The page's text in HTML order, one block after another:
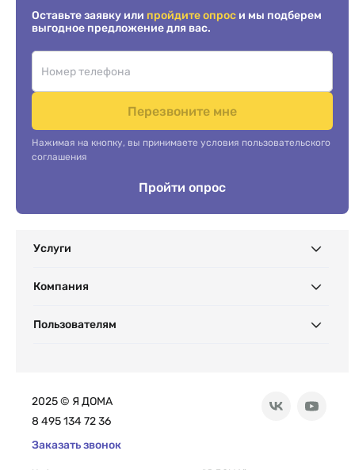
Оставьте заявку или пройдите опрос и мы подберем
выгодное предложение для вас.
Перезвоните мне
Нажимая на кнопку, вы принимаете условия пользовательского
соглашения
Пройти опрос
Услуги
Компания
Пользователям
2025 © Я ДОМА
8 495 134 72 36
Заказать звонок